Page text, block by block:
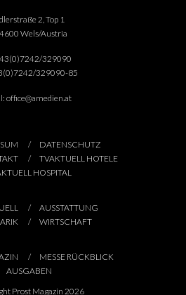
2, Top 1
Wels/Austria
329090
329090-85
office@amedien.at
DATENSCHUTZ
TVAKTUELL HOTELE
HOSPITAL
AUSSTATTUNG
WIRTSCHAFT
MESSE RÜCKBLICK
AUSGABEN
Prost Magazin 2026